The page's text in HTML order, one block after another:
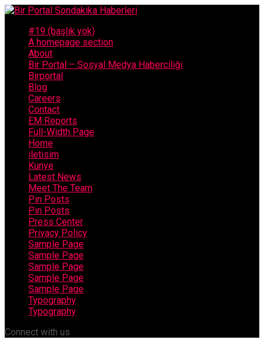
#19 (başlık yok)
A homepage section
About
Bir Portal – Sosyal Medya Haberciliği
Birportal
Blog
Careers
Contact
EM Reports
Full-Width Page
Home
iletisim
Kunye
Latest News
Meet The Team
Pin Posts
Pin Posts
Press Center
Privacy Policy
Sample Page
Sample Page
Sample Page
Sample Page
Sample Page
Typography
Typography
Connect with us